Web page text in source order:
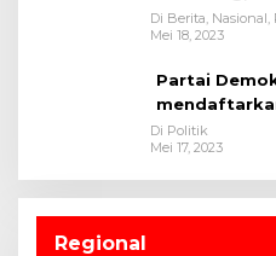
Di Berita, Nasional,
Mei 18, 2023
Partai
Di Politik
Mei 17, 2023
Regional